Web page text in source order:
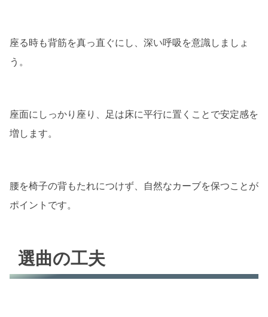
座る時も背筋を真っ直ぐにし、深い呼吸を意識しましょ
う。
座面にしっかり座り、足は床に平行に置くことで安定感を
増します。
腰を椅子の背もたれにつけず、自然なカーブを保つことが
ポイントです。
選曲の工夫